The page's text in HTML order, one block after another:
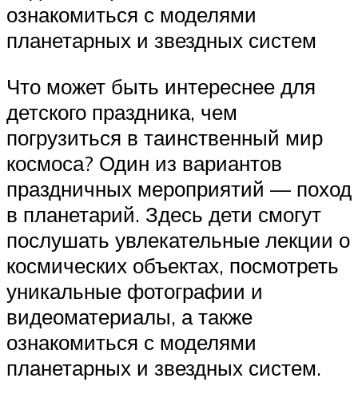
ознакомиться с моделями
планетарных и звездных систем
Что может быть интереснее для
детского праздника, чем
погрузиться в таинственный мир
космоса? Один из вариантов
праздничных мероприятий — поход
в планетарий. Здесь дети смогут
послушать увлекательные лекции о
космических объектах, посмотреть
уникальные фотографии и
видеоматериалы, а также
ознакомиться с моделями
планетарных и звездных систем.